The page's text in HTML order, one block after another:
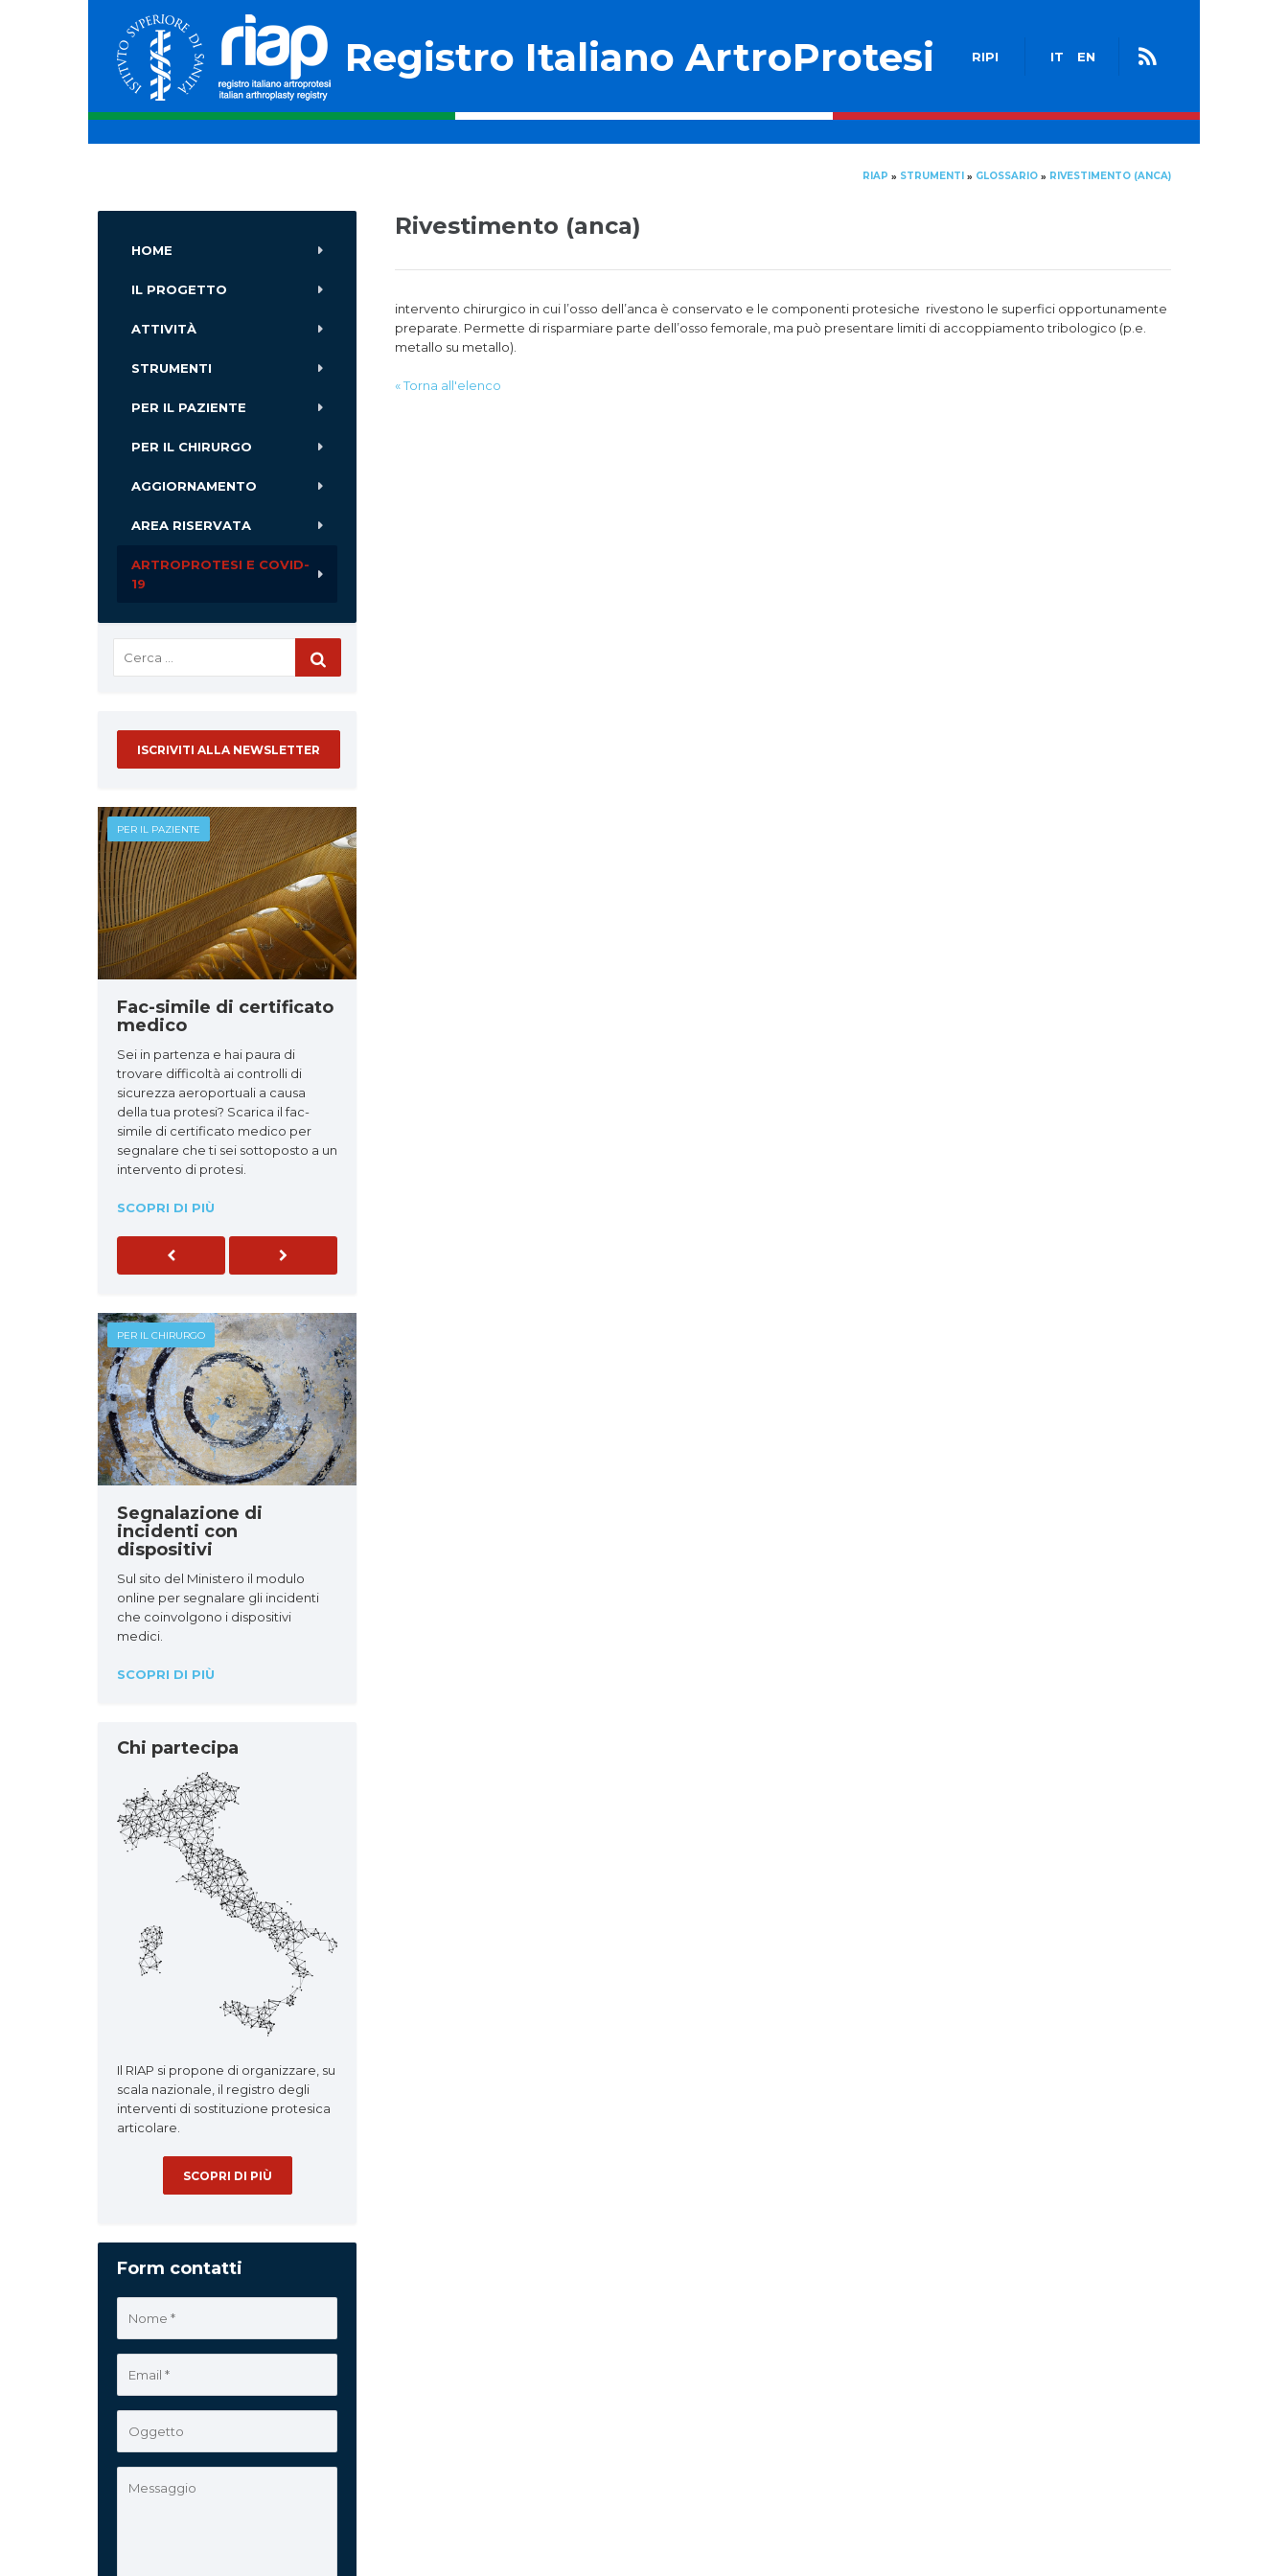
Registro Italiano ArtroProtesi RIPI IT EN
RIAP » STRUMENTI » GLOSSARIO » RIVESTIMENTO (ANCA)
Rivestimento (anca)
intervento chirurgico in cui l’osso dell’anca è conservato e le componenti protesiche rivestono le superfici opportunamente
preparate. Permette di risparmiare parte dell’osso femorale, ma può presentare limiti di accoppiamento tribologico (p.e.
metallo su metallo).
« Torna all'elenco
HOME
IL PROGETTO
ATTIVITÀ
STRUMENTI
PER IL PAZIENTE
PER IL CHIRURGO
AGGIORNAMENTO
AREA RISERVATA
ARTROPROTESI E COVID-
19
ISCRIVITI ALLA NEWSLETTER
PER IL PAZIENTE
Fac-simile di certificato
medico
Sei in partenza e hai paura di
trovare difficoltà ai controlli di
sicurezza aeroportuali a causa
della tua protesi? Scarica il fac-
simile di certificato medico per
segnalare che ti sei sottoposto a un
intervento di protesi.
SCOPRI DI PIÙ
Previous Next
PER IL CHIRURGO
Segnalazione di
incidenti con
dispositivi
Sul sito del Ministero il modulo
online per segnalare gli incidenti
che coinvolgono i dispositivi
medici.
SCOPRI DI PIÙ
Chi partecipa
Il RIAP si propone di organizzare, su
scala nazionale, il registro degli
interventi di sostituzione protesica
articolare.
SCOPRI DI PIÙ
Form contatti